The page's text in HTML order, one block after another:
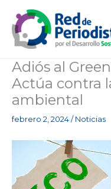
contenido
Adiós al
Actúa contra
ambiental
febrero 2, 2024 / Noticias